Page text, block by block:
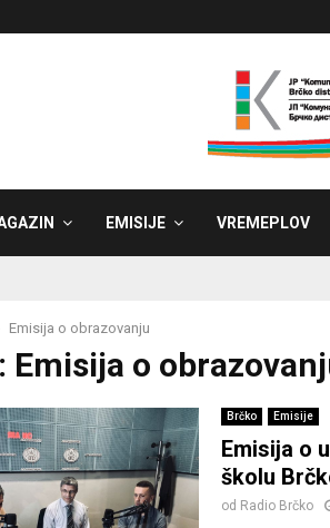
EMISIJE VREMEPLOV
Emisija o obrazovanju
Emisija o
Brčko Emisije
Emisija o
školu
od Radio Brčko